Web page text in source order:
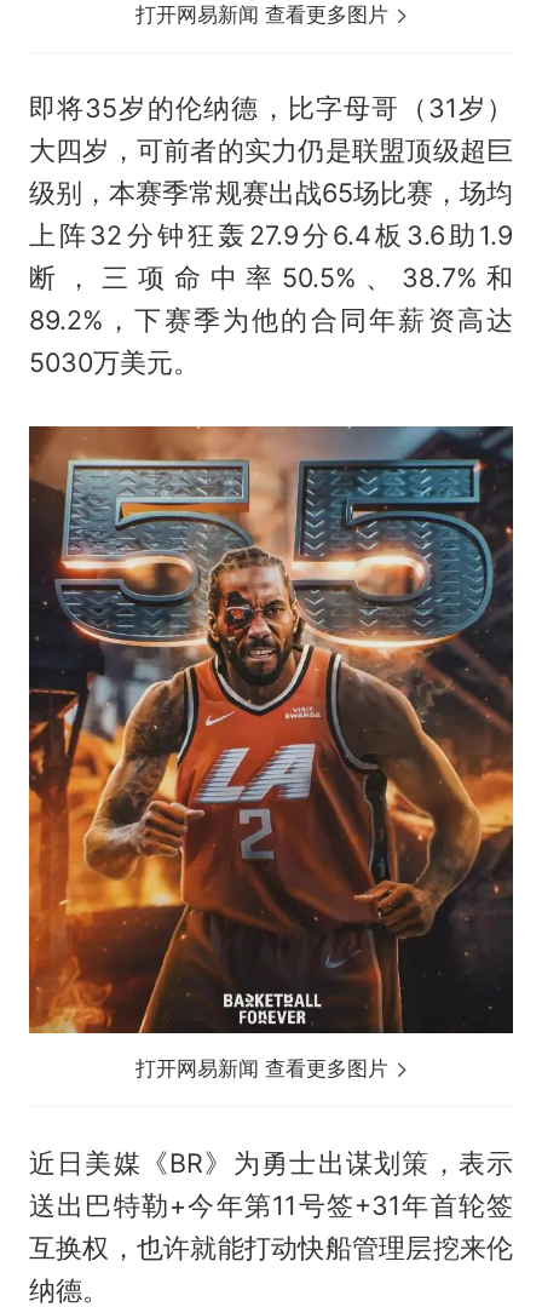
打开网易新闻 查看更多图片
即将35岁的伦纳德，比字母哥（31岁）
大四岁，可前者的实力仍是联盟顶级超巨
级别，本赛季常规赛出战65场比赛，场均
上阵32分钟狂轰27.9分6.4板3.6助1.9
断，三项命中率50.5%、38.7%和
89.2%，下赛季为他的合同年薪资高达
5030万美元。
打开网易新闻 查看更多图片
近日美媒《BR》为勇士出谋划策，表示
送出巴特勒+今年第11号签+31年首轮签
互换权，也许就能打动快船管理层挖来伦
纳德。